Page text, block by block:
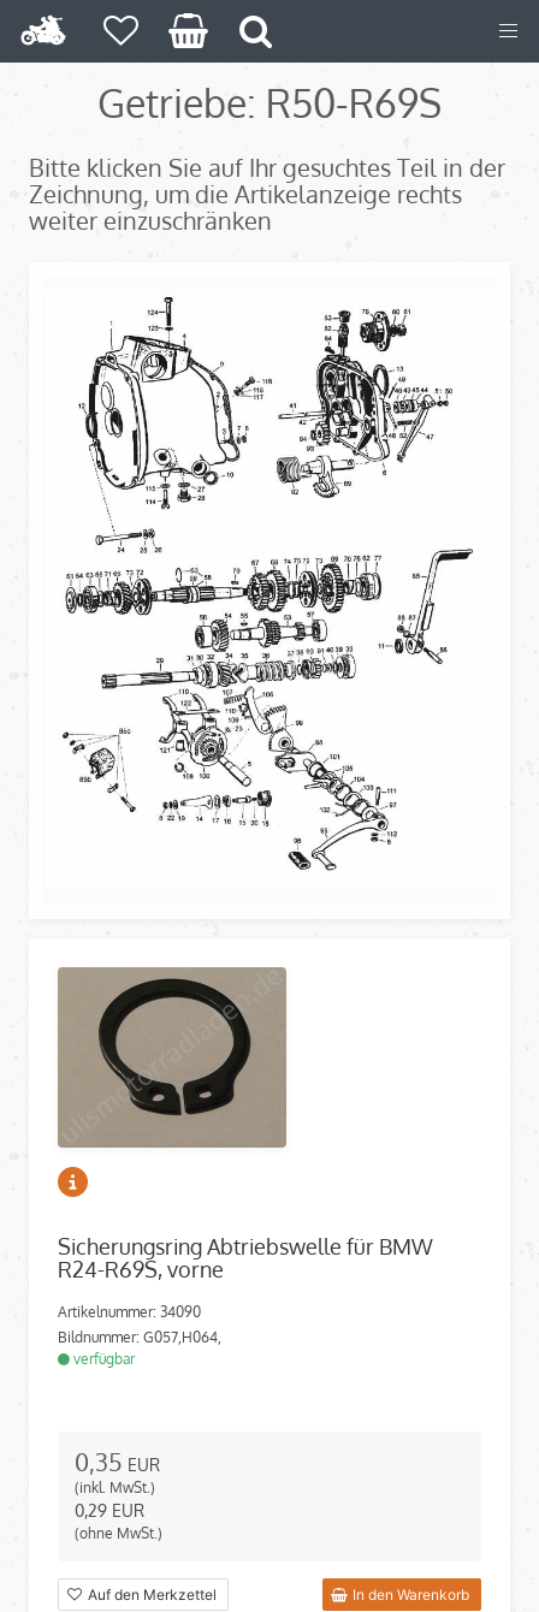
Getriebe: R50-R69S
Bitte klicken Sie auf Ihr gesuchtes Teil in der
Zeichnung, um die Artikelanzeige rechts
weiter einzuschränken
Sicherungsring Abtriebswelle für BMW
R24-R69S, vorne
Artikelnummer: 34090
Bildnummer: G057,H064,
verfügbar
0,35 EUR
(inkl. MwSt.)
0,29 EUR
(ohne MwSt.)
Auf den Merkzettel In den Warenkorb